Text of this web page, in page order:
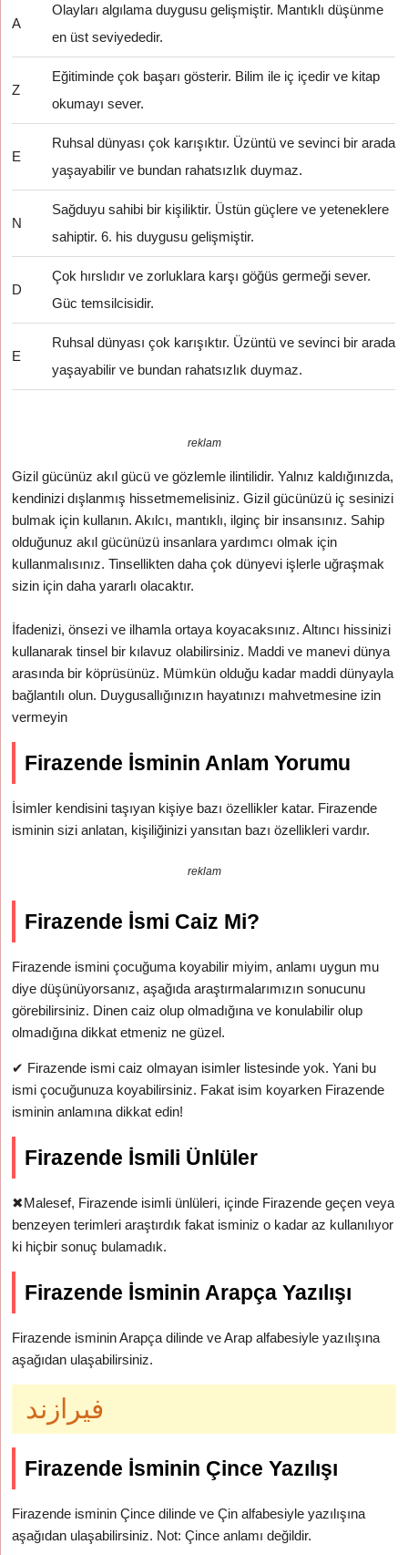
A
Olayları algılama duygusu gelişmiştir. Mantıklı düşünme
en üst seviyededir.
Z
Eğitiminde çok başarı gösterir. Bilim ile iç içedir ve kitap
okumayı sever.
E
Ruhsal dünyası çok karışıktır. Üzüntü ve sevinci bir arada
yaşayabilir ve bundan rahatsızlık duymaz.
N
Sağduyu sahibi bir kişiliktir. Üstün güçlere ve yeteneklere
sahiptir. 6. his duygusu gelişmiştir.
D
Çok hırslıdır ve zorluklara karşı göğüs germeği sever.
Güc temsilcisidir.
E
Ruhsal dünyası çok karışıktır. Üzüntü ve sevinci bir arada
yaşayabilir ve bundan rahatsızlık duymaz.
reklam
Gizil gücünüz akıl gücü ve gözlemle ilintilidir. Yalnız kaldığınızda,
kendinizi dışlanmış hissetmemelisiniz. Gizil gücünüzü iç sesinizi
bulmak için kullanın. Akılcı, mantıklı, ilginç bir insansınız. Sahip
olduğunuz akıl gücünüzü insanlara yardımcı olmak için
kullanmalısınız. Tinsellikten daha çok dünyevi işlerle uğraşmak
sizin için daha yararlı olacaktır.
İfadenizi, önsezi ve ilhamla ortaya koyacaksınız. Altıncı hissinizi
kullanarak tinsel bir kılavuz olabilirsiniz. Maddi ve manevi dünya
arasında bir köprüsünüz. Mümkün olduğu kadar maddi dünyayla
bağlantılı olun. Duygusallığınızın hayatınızı mahvetmesine izin
vermeyin
Firazende İsminin Anlam Yorumu
İsimler kendisini taşıyan kişiye bazı özellikler katar. Firazende
isminin sizi anlatan, kişiliğinizi yansıtan bazı özellikleri vardır.
reklam
Firazende İsmi Caiz Mi?
Firazende ismini çocuğuma koyabilir miyim, anlamı uygun mu
diye düşünüyorsanız, aşağıda araştırmalarımızın sonucunu
görebilirsiniz. Dinen caiz olup olmadığına ve konulabilir olup
olmadığına dikkat etmeniz ne güzel.
✔ Firazende ismi caiz olmayan isimler listesinde yok. Yani bu
ismi çocuğunuza koyabilirsiniz. Fakat isim koyarken Firazende
isminin anlamına dikkat edin!
Firazende İsmili Ünlüler
✖Malesef, Firazende isimli ünlüleri, içinde Firazende geçen veya
benzeyen terimleri araştırdık fakat isminiz o kadar az kullanılıyor
ki hiçbir sonuç bulamadık.
Firazende İsminin Arapça Yazılışı
Firazende isminin Arapça dilinde ve Arap alfabesiyle yazılışına
aşağıdan ulaşabilirsiniz.
فيرازند
Firazende İsminin Çince Yazılışı
Firazende isminin Çince dilinde ve Çin alfabesiyle yazılışına
aşağıdan ulaşabilirsiniz. Not: Çince anlamı değildir.